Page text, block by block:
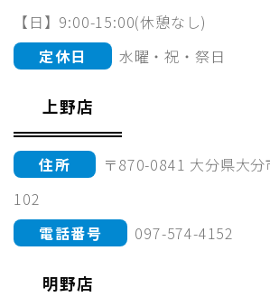
【日】9:00-15:00(休憩なし)
定休日
水曜・祝・祭日
上野店
住所
〒870-0841 大分県大
102
電話番号
097-574-4152
明野店